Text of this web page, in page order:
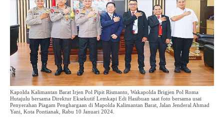
Kapolda Kalimantan Barat Irjen Pol Pipit Rismanto, Wakapolda Brigjen Pol Roma
Hutajulu bersama Direktur Eksekutif Lemkapi Edi Hasibuan saat foto bersama usai
Penyerahan Piagam Penghargaan di Mapolda Kalimantan Barat, Jalan Jenderal Ahmad
Yani, Kota Pontianak, Rabu 10 Januari 2024.